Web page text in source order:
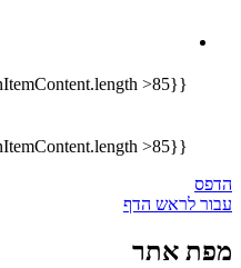
{{item.MODMainItemContent.length >85 ? '…':''}}
{{item.MODMainItemContent.length >85 ? '…':''}}
הדפס
עבור לראש הדף
מפת אתר